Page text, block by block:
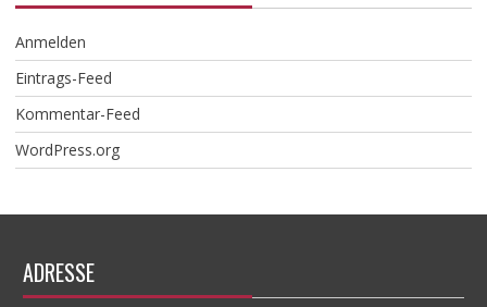
Anmelden
Eintrags-Feed
Kommentar-Feed
WordPress.org
ADRESSE